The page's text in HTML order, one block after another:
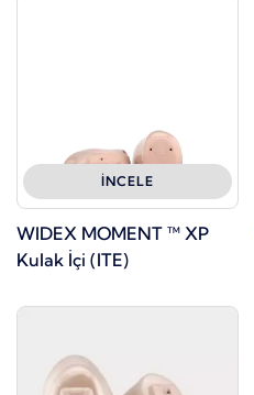
İNCELE
WIDEX MOMENT ™ XP
Kulak İçi (ITE)